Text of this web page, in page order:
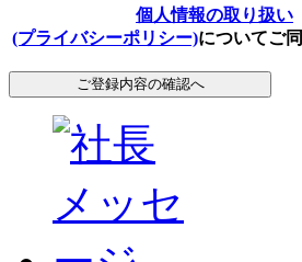
個人情報の取り扱い
(プライバシーポリシー)についてご